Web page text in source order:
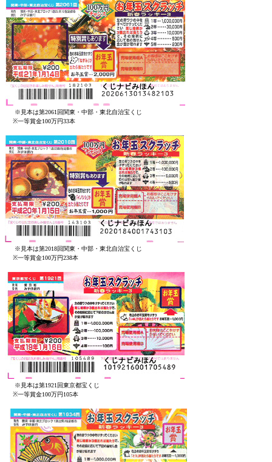
※見本は第2061回関東・中部・東北自治宝くじ
※一等賞金100万円33本
※見本は第2018回関東・中部・東北自治宝くじ
※一等賞金100万円238本
※見本は第1921回東京都宝くじ
※一等賞金100万円105本